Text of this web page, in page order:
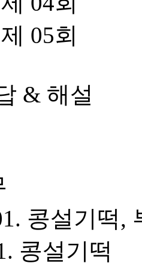
05회
& 해설
콩설기떡,
콩설기떡